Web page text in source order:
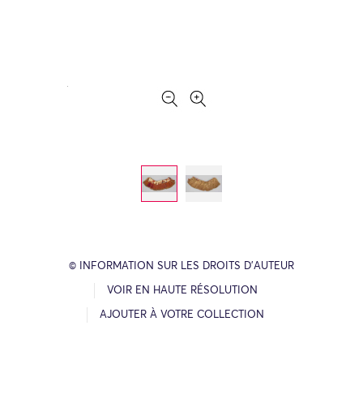
© INFORMATION SUR LES DROITS D’AUTEUR
VOIR EN HAUTE RÉSOLUTION
AJOUTER À VOTRE COLLECTION